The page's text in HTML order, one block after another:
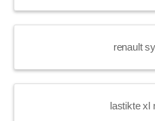
renault
lastikte xl